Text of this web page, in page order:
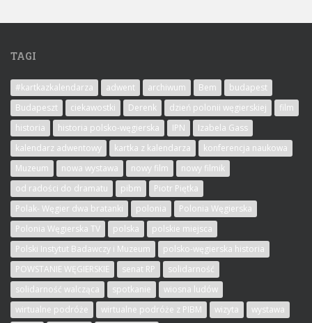
TAGI
#kartkazkalendarza adwent archiwum Bem
budapest
Budapeszt
ciekawostki Derenk dzień polonii węgierskiej
film
historia
historia polsko-węgierska IPN
Izabela Gass
kalendarz adwentowy
kartka z kalendarza
konferencja naukowa
Muzeum
nowa wystawa nowy film
nowy filmik
od radości do dramatu
pibm
Piotr Piętka
Polak- Węgier dwa bratanki
polonia
Polonia Węgierska
Polonia Węgierska TV
polska
polskie miejsca
Polski Instytut Badawczy i Muzeum
polsko-węgierska historia
POWSTANIE WĘGIERSKIE
senat RP
solidarność
solidarność walcząca
spotkanie
wiosna ludów
wirtualne podróże
wirtualne podróże z PIBM wizyta wystawa